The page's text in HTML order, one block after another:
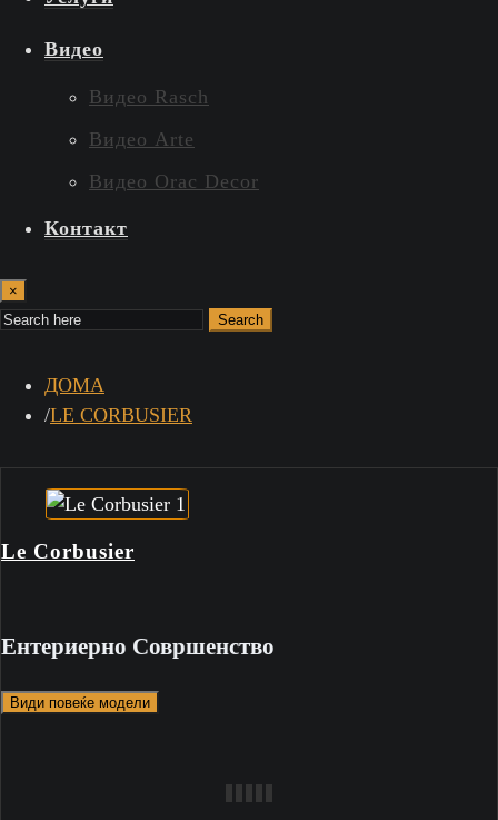
Видео
Видео Rasch
Видео Arte
Видео Orac Decor
Контакт
×
Search
ДОМА
LE CORBUSIER
Le Corbusier
Ентериерно Совршенство